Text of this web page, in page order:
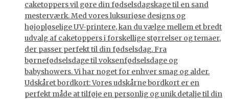
caketoppers vil gøre din fødselsdagskage til en sand
mesterværk. Med vores luksuriøse designs og
højopløselige UV-printere, kan du vælge mellem et bredt
udvalg af caketoppers i forskellige størrelser og temaer,
der passer perfekt til din fødselsdag. Fra
børnefødselsdage til voksenfødselsdage og
babyshowers. Vi har noget for enhver smag og alder.
Udskåret bordkort: Vores udskårne bordkort er en
perfekt måde at tilføje en personlig og unik detalje til din